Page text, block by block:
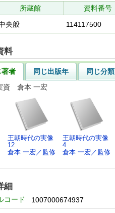
所蔵館 資料番号
央般 114117500
料
著者 同じ出版年 同じ分類
資 倉本 一宏
王朝時代の実像
12
倉本 一宏／監修
王朝時代の実像
4
倉本 一宏／監修
細
コード 1007000674937